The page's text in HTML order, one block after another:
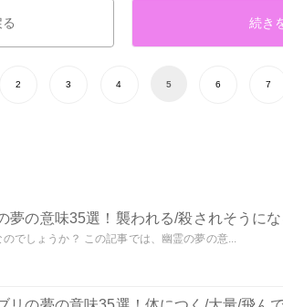
続き
2 3 4 5 6 7
夢の意味35選！襲われる/殺されそうに
でしょうか？ この記事では、幽霊の夢の意...